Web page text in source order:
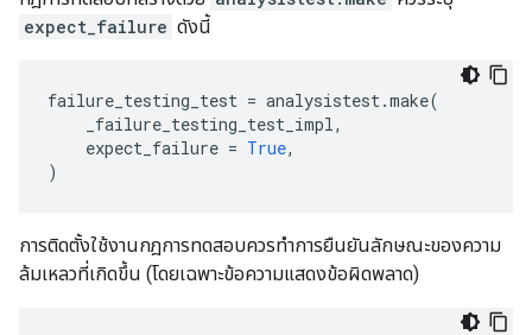
expect_failure ดังนี้
failure_testing_test = analysistest.make(
_failure_testing_test_impl,
expect_failure = True,
)
การติดตั้งใช้งานกฎการทดสอบควรทำการยืนยันลักษณะของความ
ล้มเหลวที่เกิดขึ้น (โดยเฉพาะข้อความแสดงข้อผิดพลาด)